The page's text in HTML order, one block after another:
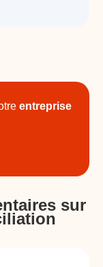
entreprise
sur